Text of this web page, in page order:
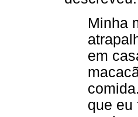
Minha
em
que eu